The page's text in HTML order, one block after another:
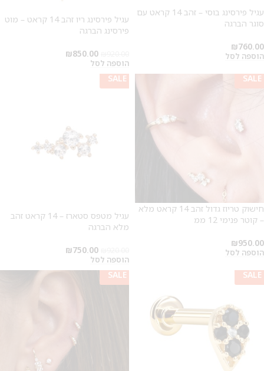
עגיל פירסינג בוסי – זהב 14 קראט עם
סוגר הברגה
₪760.00
הוספה לסל
עגיל פירסינג ריו זהב 14 קראט – מוט
פירסינג הברגה
₪850.00
הוספה לסל
SALE
חישוק טריוז גדול זהב 14 קראט מלא
– קוטר פנימי 12 ממ
₪950.00
הוספה לסל
SALE
SALE
עגיל מטפס סטארז – 14 קראט זהב
מלא הברגה
₪750.00
הוספה לסל
SALE
SALE